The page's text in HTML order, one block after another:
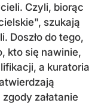
Czyli, biorąc
szukają
Doszło do tego,
kto się nawinie,
a kuratoria
załatanie